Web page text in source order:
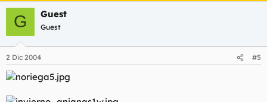
G Guest
Guest
2 Dic 2004 #5